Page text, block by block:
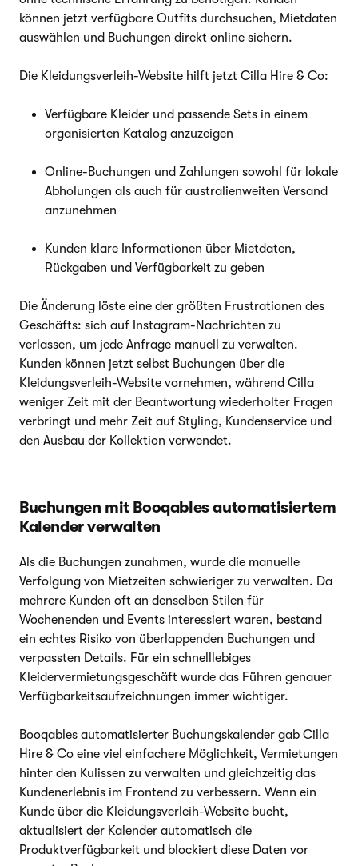
können jetzt verfügbare Outfits durchsuchen, Mietdaten
auswählen und Buchungen direkt online sichern.
Die Kleidungsverleih-Website hilft jetzt Cilla Hire & Co:
Verfügbare Kleider und passende Sets in einem
organisierten Katalog anzuzeigen
Online-Buchungen und Zahlungen sowohl für lokale
Abholungen als auch für australienweiten Versand
anzunehmen
Kunden klare Informationen über Mietdaten,
Rückgaben und Verfügbarkeit zu geben
Die Änderung löste eine der größten Frustrationen des
Geschäfts: sich auf Instagram-Nachrichten zu
verlassen, um jede Anfrage manuell zu verwalten.
Kunden können jetzt selbst Buchungen über die
Kleidungsverleih-Website vornehmen, während Cilla
weniger Zeit mit der Beantwortung wiederholter Fragen
verbringt und mehr Zeit auf Styling, Kundenservice und
den Ausbau der Kollektion verwendet.
Buchungen mit Booqables automatisiertem
Kalender verwalten
Als die Buchungen zunahmen, wurde die manuelle
Verfolgung von Mietzeiten schwieriger zu verwalten. Da
mehrere Kunden oft an denselben Stilen für
Wochenenden und Events interessiert waren, bestand
ein echtes Risiko von überlappenden Buchungen und
verpassten Details. Für ein schnelllebiges
Kleidervermietungsgeschäft wurde das Führen genauer
Verfügbarkeitsaufzeichnungen immer wichtiger.
Booqables automatisierter Buchungskalender gab Cilla
Hire & Co eine viel einfachere Möglichkeit, Vermietungen
hinter den Kulissen zu verwalten und gleichzeitig das
Kundenerlebnis im Frontend zu verbessern. Wenn ein
Kunde über die Kleidungsverleih-Website bucht,
aktualisiert der Kalender automatisch die
Produktverfügbarkeit und blockiert diese Daten vor